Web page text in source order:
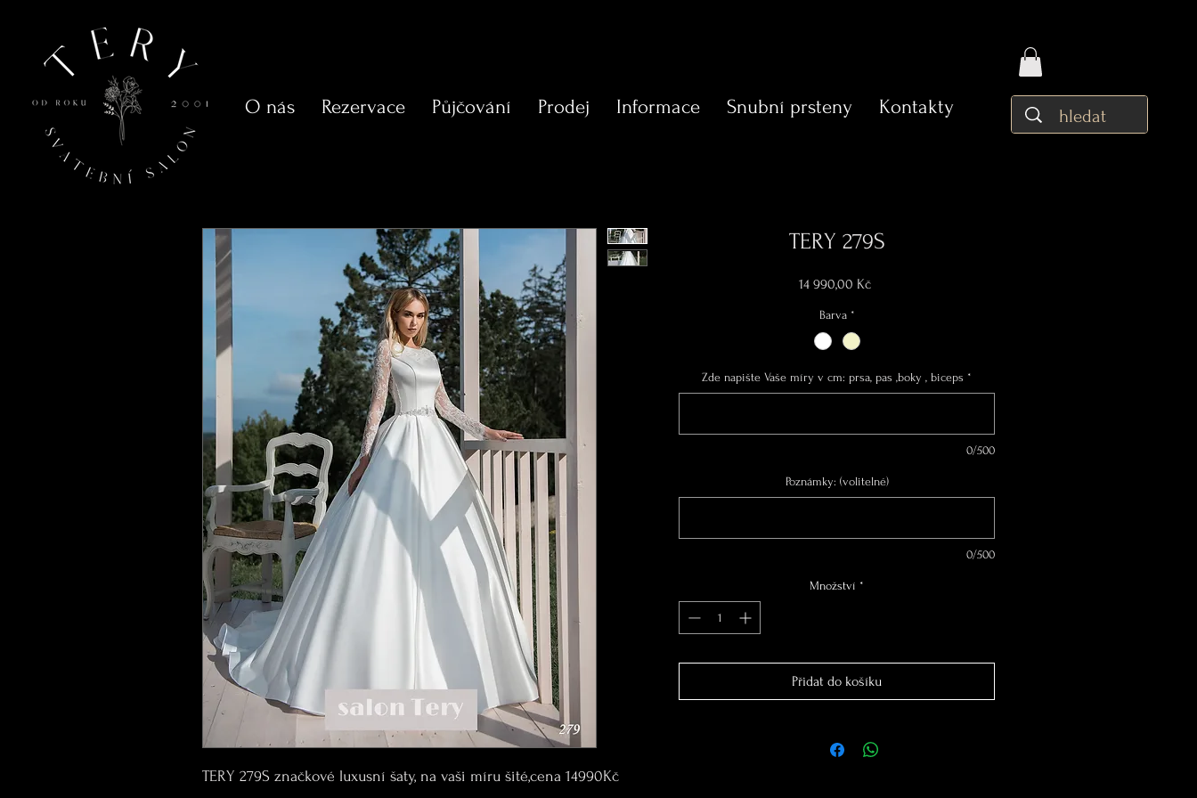
O nás Rezervace Půjčování Prodej Informace Snubní prsteny Kontakty
TERY 279S značkové luxusní šaty, na vaši míru šité,cena 14990Kč
TERY 279S
14 990,00 KčCena
Barva *
Zde napište Vaše míry v cm: prsa, pas ,boky , biceps *
0/500
Poznámky: (volitelné)
0/500
Množství *
Přidat do košíku